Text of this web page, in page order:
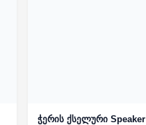
ჭერის ქსელური Speaker